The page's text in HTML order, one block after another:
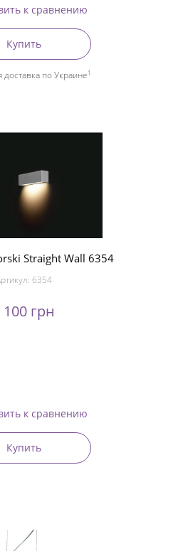
к сравнению
Купить
доставка по Украине1
Straight Wall 6354
6354
100 грн
к сравнению
Купить